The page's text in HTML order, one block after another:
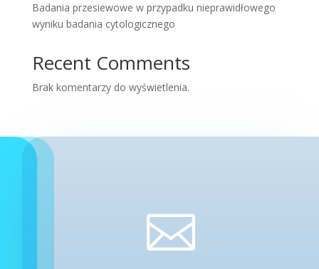
Badania przesiewowe w przypadku nieprawidłowego
wyniku badania cytologicznego
Recent Comments
Brak komentarzy do wyświetlenia.
